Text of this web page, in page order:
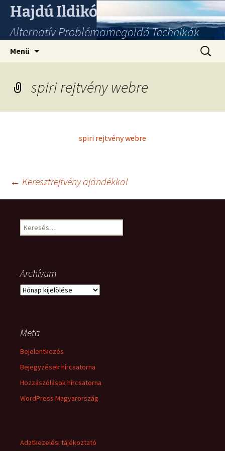
Hajdú Ildikó
Alternatív Problémamegoldó Technikák
Menü
spiri rejtvény webre
spiri rejtvény webre
Bejegyzés
navigáció
← Keresztrejtvény ajándékkal
Keresés:
Archívum
Archívum
Meta
Bejelentkezés
Bejegyzések hírcsatorna
Hozzászólások hírcsatorna
WordPress Magyarország
Adatkezelési tájékoztató